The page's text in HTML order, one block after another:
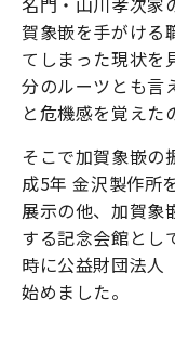
賀象嵌を手がける
てしまった現状を
分のルーツとも言
と危機感を覚えた
そこで加賀象嵌の
成5年 金沢製作所
展示の他、加賀象
する記念会館とし
時に公益財団法人
始めました。